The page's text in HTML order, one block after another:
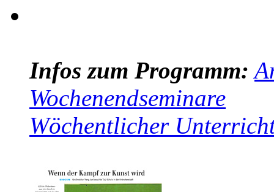
Infos zum Programm:
Wochenendseminare
Wöchentlicher